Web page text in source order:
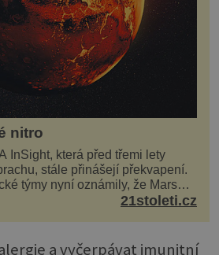
nitro
InSight, která před třemi lety
stále přinášejí překvapení.
týmy nyní oznámily, že Mars
z dávných impaktů,...21stoleti.cz
a vyčerpávat imunitní